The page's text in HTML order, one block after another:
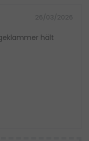
26/03/2026
hält